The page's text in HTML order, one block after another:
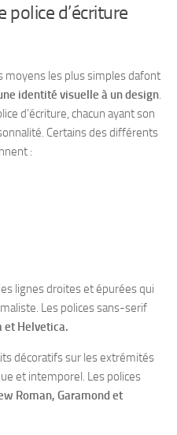
police d’écriture
moyens les plus simples dafont
identité visuelle à un design.
d’écriture, chacun ayant son
Certains des différents
:
lignes droites et épurées qui
Les polices sans-serif
et Helvetica.
décoratifs sur les extrémités
et intemporel. Les polices
Roman, Garamond et